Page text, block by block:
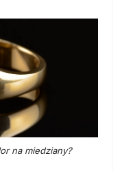
na miedziany?